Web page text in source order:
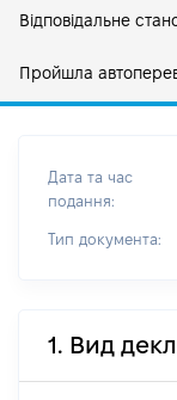
Відповідальне
Пройшла
Дата та час
подання:
Тип документа:
1. Вид